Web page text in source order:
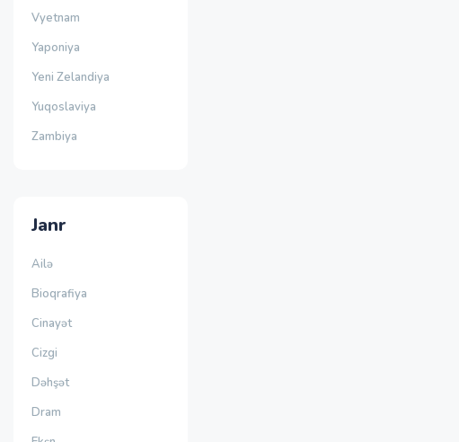
Vyetnam
Yaponiya
Yeni Zelandiya
Yuqoslaviya
Zambiya
Janr
Ailə
Bioqrafiya
Cinayət
Cizgi
Dəhşət
Dram